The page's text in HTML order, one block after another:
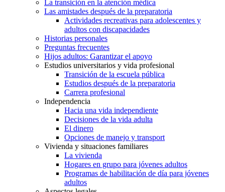
La transición en la atención médica
Las amistades después de la preparatoria
Actividades recreativas para adolescentes y
adultos con discapacidades
Historias personales
Preguntas frecuentes
Hijos adultos: Garantizar el apoyo
Estudios universitarios y vida profesional
Transición de la escuela pública
Estudios después de la preparatoria
Carrera profesional
Independencia
Hacia una vida independiente
Decisiones de la vida adulta
El dinero
Opciones de manejo y transport
Vivienda y situaciones familiares
La vivienda
Hogares en grupo para jóvenes adultos
Programas de habilitación de día para jóvenes
adultos